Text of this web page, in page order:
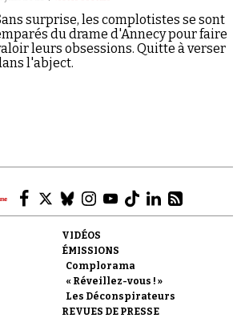
Faire un don
surprise, les complotistes se sont
du drame d'Annecy pour faire
leurs obsessions. Quitte à verser
l'abject.
VIDÉOS
ÉMISSIONS
Complorama
« Réveillez-vous ! »
Les Déconspirateurs
REVUES DE PRESSE